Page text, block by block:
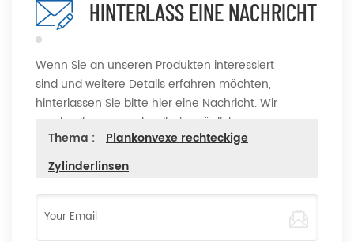
HINTERLASS EINE NACHRICHT
Wenn Sie an unseren Produkten interessiert
sind und weitere Details erfahren möchten,
hinterlassen Sie bitte hier eine Nachricht. Wir
werden Ihnen so schnell wie möglich
antworten.
Thema :
Plankonvexe rechteckige
Zylinderlinsen